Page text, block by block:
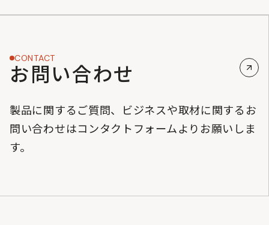
CONTACT
お問い合わせ
製品に関するご質問、ビジネスや取材に関するお
問い合わせはコンタクトフォームよりお願いしま
す。